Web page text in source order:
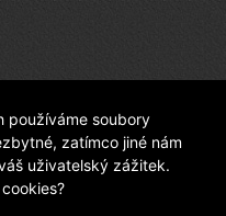
používáme soubory
zatímco jiné nám
uživatelský zážitek.